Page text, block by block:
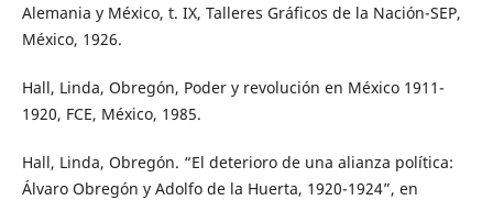
Alemania y México, t. IX, Talleres Gráficos de la Nación-SEP,
México, 1926.
Hall, Linda, Obregón, Poder y revolución en México 1911-
1920, FCE, México, 1985.
Hall, Linda, Obregón. “El deterioro de una alianza política:
Álvaro Obregón y Adolfo de la Huerta, 1920-1924”, en